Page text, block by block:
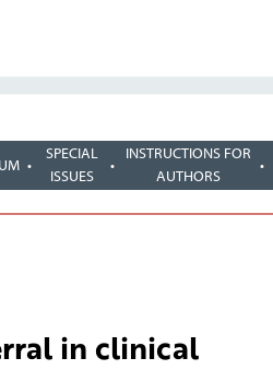
SPECIAL
ISSUES
INSTRUCTIONS FOR
AUTHORS
in clinical